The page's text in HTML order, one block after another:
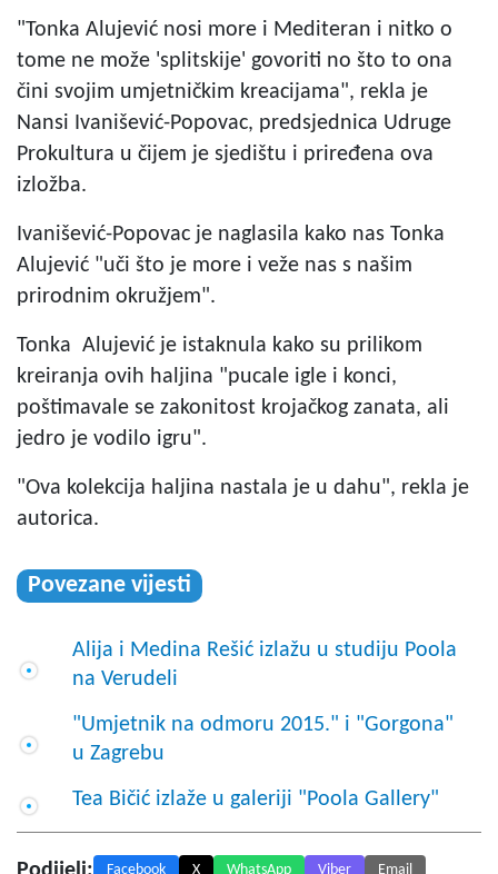
"Tonka Alujević nosi more i Mediteran i nitko o
tome ne može 'splitskije' govoriti no što to ona
čini svojim umjetničkim kreacijama", rekla je
Nansi Ivanišević-Popovac, predsjednica Udruge
Prokultura u čijem je sjedištu i priređena ova
izložba.
Ivanišević-Popovac je naglasila kako nas Tonka
Alujević "uči što je more i veže nas s našim
prirodnim okružjem".
Tonka Alujević je istaknula kako su prilikom
kreiranja ovih haljina "pucale igle i konci,
poštimavale se zakonitost krojačkog zanata, ali
jedro je vodilo igru".
"Ova kolekcija haljina nastala je u dahu", rekla je
autorica.
Povezane vijesti
Alija i Medina Rešić izlažu u studiju Poola
na Verudeli
"Umjetnik na odmoru 2015." i "Gorgona"
u Zagrebu
Tea Bičić izlaže u galeriji "Poola Gallery"
Facebook X WhatsApp Viber Email